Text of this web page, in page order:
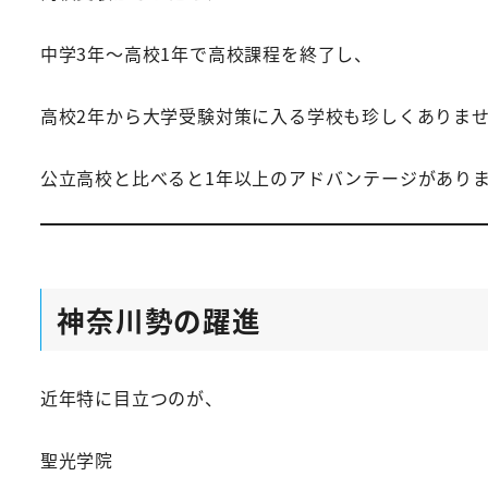
中学3年～高校1年で高校課程を終了し、
高校2年から大学受験対策に入る学校も珍しくありませ
公立高校と比べると1年以上のアドバンテージがありま
神奈川勢の躍進
近年特に目立つのが、
聖光学院